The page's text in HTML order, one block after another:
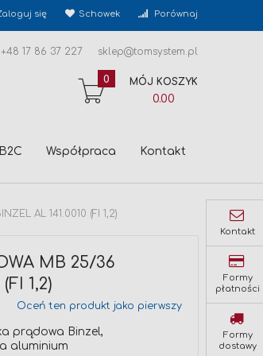
się Schowek Porównaj
+48 17 86 37 227 sklep@tomsystem.pl
MÓJ KOSZYK
0.00
0
Współpraca Kontakt
AL 141.0010 (FI 1,2)
MB 25/36
1,2)
Oceń ten produkt jako pierwszy
prądowa Binzel,
aluminium
Kontakt
Formy
płatności
Formy
dostawy